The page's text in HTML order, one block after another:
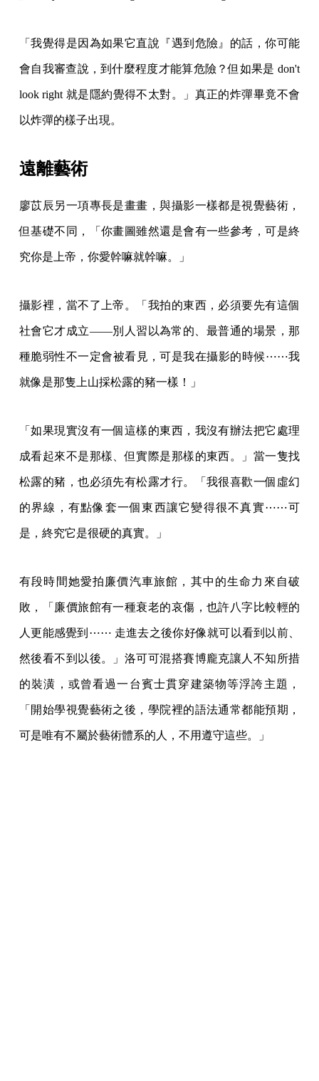
遠離藝術
廖苡辰另一項專長是畫畫，與攝影一樣都是視覺藝術，
但基礎不同，「你畫圖雖然還是會有一些參考，可是終
攝影裡，當不了上帝。「我拍的東西，必須要先有這個
社會它才成立——別人習以為常的、最普通的場景，那
種脆弱性不一定會被看見，可是我在攝影的時候⋯⋯我
「如果現實沒有一個這樣的東西，我沒有辦法把它處理
成看起來不是那樣、但實際是那樣的東西。」當一隻找
松露的豬，也必須先有松露才行。「我很喜歡一個虛幻
是，終究它是很硬的真實。」
有段時間她愛拍廉價汽車旅館，其中的生命力來自破
敗，「廉價旅館有一種衰老的哀傷，也許八字比較輕的
人更能感覺到⋯⋯ 走進去之後你好像就可以看到以前、
的裝潢，或曾看過一台賓士貫穿建築物等浮誇主題，
「開始學視覺藝術之後，學院裡的語法通常都能預期，
可是唯有不屬於藝術體系的人，不用遵守這些。」